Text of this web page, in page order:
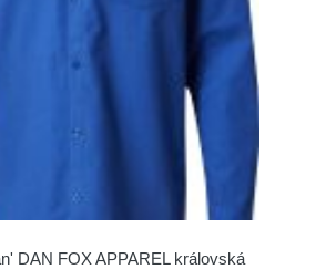
DAN FOX APPAREL královská